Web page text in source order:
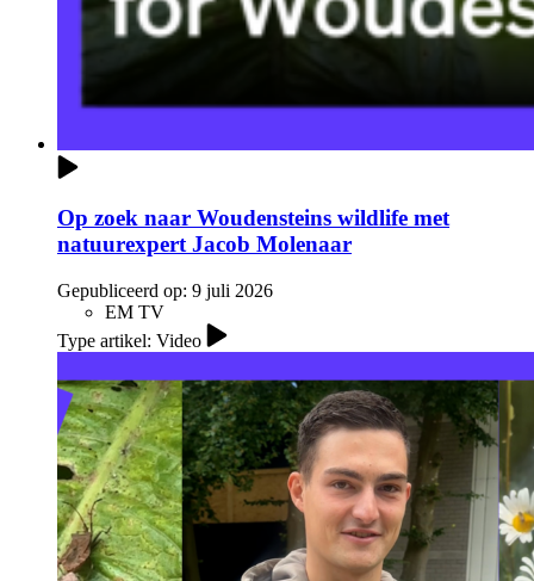
Op zoek naar Woudensteins wildlife met
natuurexpert Jacob Molenaar
Gepubliceerd op: 9 juli 2026
EM TV
Type artikel: Video